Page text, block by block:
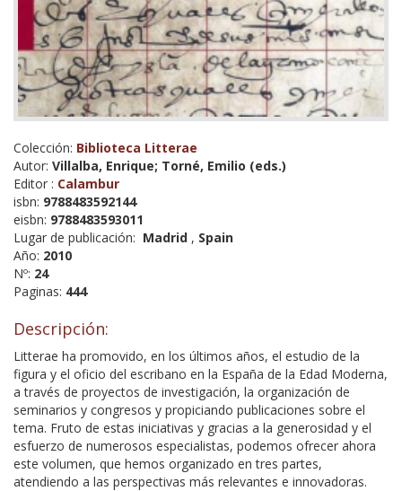
Colección: Biblioteca Litterae
Autor: Villalba, Enrique; Torné, Emilio (eds.)
Editor : Calambur
isbn: 9788483592144
eisbn: 9788483593011
Lugar de publicación: Madrid , Spain
Año: 2010
Nº: 24
Paginas: 444
Descripción:
Litterae ha promovido, en los últimos años, el estudio de la
figura y el oficio del escribano en la España de la Edad Moderna,
a través de proyectos de investigación, la organización de
seminarios y congresos y propiciando publicaciones sobre el
tema. Fruto de estas iniciativas y gracias a la generosidad y el
esfuerzo de numerosos especialistas, podemos ofrecer ahora
este volumen, que hemos organizado en tres partes,
atendiendo a las perspectivas más relevantes e innovadoras.